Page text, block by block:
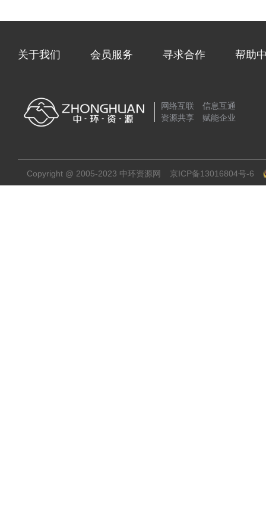
关于我们 会员服务 寻求合作 帮助
网络互联 信息互通
资源共享 赋能企业
Copyright @ 2005-2023 中环资源网 京ICP备13016804号-6